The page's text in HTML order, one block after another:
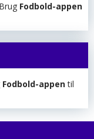
Fodbold-appen
Fodbold-appentil